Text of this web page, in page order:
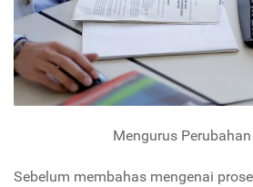
Mengurus Perubahan
Sebelum membahas mengenai